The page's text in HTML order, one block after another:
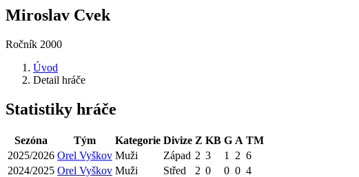
Miroslav Cvek
Ročník 2000
Úvod
Detail hráče
Statistiky hráče
Sezóna Tým Kategorie Divize Z KB G A TM
2025/2026 Orel Vyškov Muži Západ 2 3 1 2 6
2024/2025 Orel Vyškov Muži Střed 2 0 0 0 4